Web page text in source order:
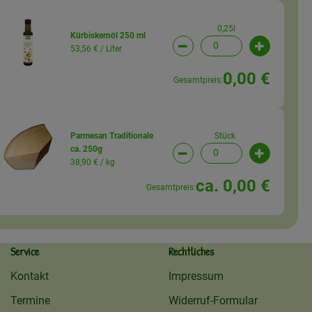
ändern
Kürbiskernöl 250 ml
53,56 € / Liter
0,25l
Artikelanzahl verringern
Gesamtpreis:0,00 €
ändern
Parmesan Traditionale
ca. 250g
38,90 € / kg
Stück
Artikelanzahl verringern
Gesamtpreis:ca. 0,00 €
Service
Kontakt
Termine
Rechtliches
Impressum
Widerruf-Formular